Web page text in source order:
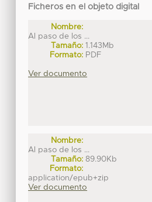
Ficheros en el objeto digital
Nombre:
Al paso de los ...
Tamaño: 1.143Mb
Formato: PDF
Ver documento
Nombre:
Al paso de los ...
Tamaño: 89.90Kb
Formato:
application/epub+zip
Ver documento